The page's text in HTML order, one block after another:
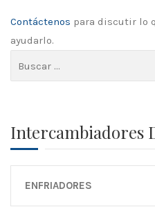
Contáctenos para discutir lo
ayudarlo.
Intercambiadores
ENFRIADORES